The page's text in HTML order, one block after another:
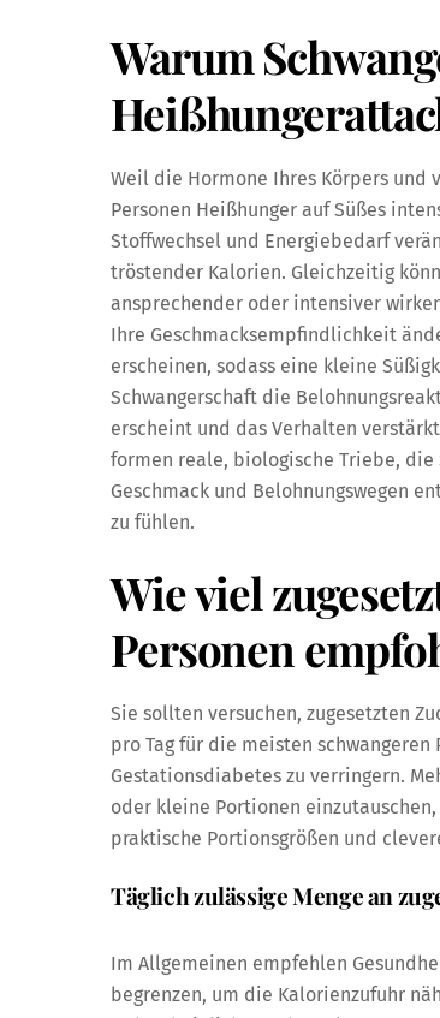
Warum
Weil die Hormone Ihres Körpers
Personen Heißhunger auf Süßes
Stoffwechsel und Energiebedarf
tröstender Kalorien. Gleichzeitig
ansprechender oder intensiver
Ihre Geschmacksempfindlichkeit
erscheinen, sodass eine kleine
Schwangerschaft die
erscheint und das Verhalten
formen reale, biologische Triebe, die
Geschmack und Belohnungswegen
zu fühlen.
Wie viel
Personen
Sie sollten versuchen, zugesetzten
pro Tag für die meisten
Gestationsdiabetes zu verringern.
oder kleine Portionen
praktische Portionsgrößen und
Täglich zulässige Menge an
Im Allgemeinen empfehlen
begrenzen, um die Kalorienzufuhr